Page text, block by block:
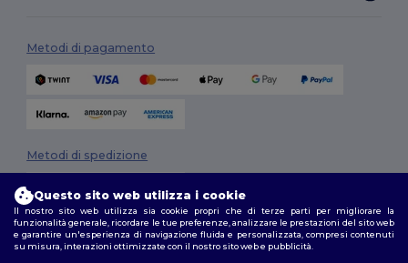
Metodi di pagamento
Metodi di spedizione
Questo sito web utilizza i cookie
Il nostro sito web utilizza sia cookie propri che di terze parti per migliorare la
funzionalità generale, ricordare le tue preferenze, analizzare le prestazioni del sito web
e garantire un'esperienza di navigazione fluida e personalizzata, compresi contenuti
su misura, interazioni ottimizzate con il nostro sito web e pubblicità.